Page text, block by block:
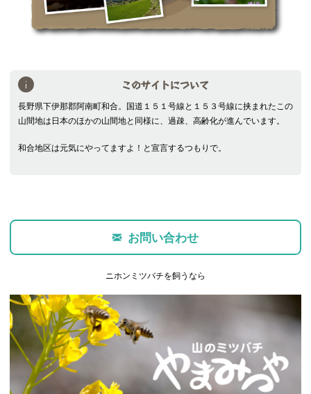
このサイトについて
長野県下伊那郡阿南町和合。国道１５１号線と１５３号線に挟まれたこの
山間地は日本のほかの山間地と同様に、過疎、高齢化が進んでいます。
和合地区は元気にやってますよ！と宣言するつもりで。
お問い合わせ
ニホンミツバチを飼うなら